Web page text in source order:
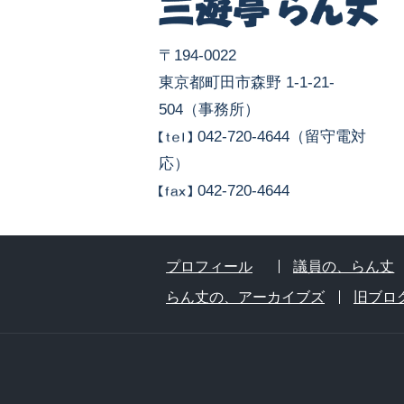
〒194-0022
東京都町田市森野 1-1-21-
504（事務所）
042-720-4644（留守電対
応）
042-720-4644
プロフィール
議員の、らん丈
らん丈の、アーカイブズ
旧ブロ